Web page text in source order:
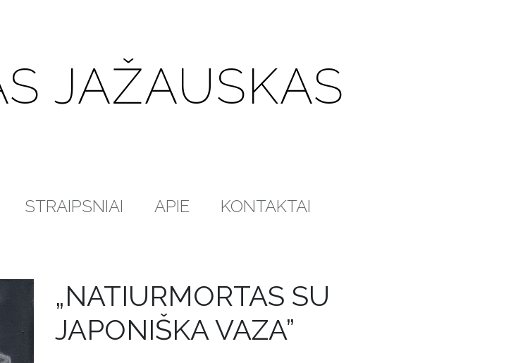
JAŽAUSKAS
STRAIPSNIAI APIE KONTAKTAI
„NATIURMORTAS SU
JAPONIŠKA VAZA”